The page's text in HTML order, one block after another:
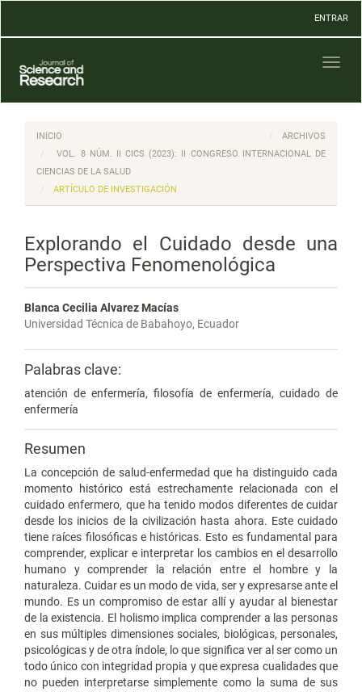
Contenido
Barra
lateral
ENTRAR
INICIO
ARCHIVOS
VOL. 8 NÚM. II CICS (2023): II CONGRESO INTERNACIONAL DE
CIENCIAS DE LA SALUD
ARTÍCULO DE INVESTIGACIÓN
Explorando el Cuidado desde una
Perspectiva Fenomenológica
Blanca Cecilia Alvarez Macías
Universidad Técnica de Babahoyo, Ecuador
Palabras clave:
atención de enfermería, filosofía de enfermería, cuidado de
enfermería
Resumen
La concepción de salud-enfermedad que ha distinguido cada
momento histórico está estrechamente relacionada con el
cuidado enfermero, que ha tenido modos diferentes de cuidar
desde los inicios de la civilización hasta ahora. Este cuidado
tiene raíces filosóficas e históricas. Esto es fundamental para
comprender, explicar e interpretar los cambios en el desarrollo
humano y comprender la relación entre el hombre y la
naturaleza. Cuidar es un modo de vida, ser y expresarse ante el
mundo. Es un compromiso de estar allí y ayudar al bienestar
de la existencia. El holismo implica comprender a las personas
en sus múltiples dimensiones sociales, biológicas, personales,
psicológicas y de otra índole, lo que significa ver al ser como un
todo único con integridad propia y que expresa cualidades que
no pueden interpretarse simplemente como la suma de sus